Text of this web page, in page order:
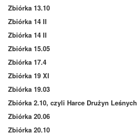
Zbiórka 13.10
Zbiórka 14 II
Zbiórka 14 II
Zbiórka 15.05
Zbiórka 17.4
Zbiórka 19 XI
Zbiórka 19.03
Zbiórka 2.10, czyli Harce Drużyn Leśnych
Zbiórka 20.06
Zbiórka 20.10